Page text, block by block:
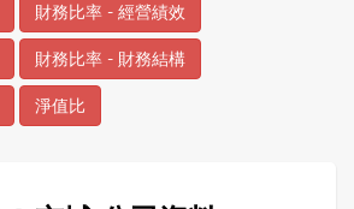
財務比率 - 經營績效
財務比率 - 財務結構
淨值比